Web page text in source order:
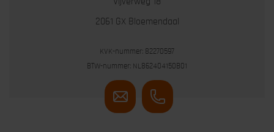
2061 GX Bloemendaal
KVK-nummer: 82270597
BTW-nummer: NL862404150B01